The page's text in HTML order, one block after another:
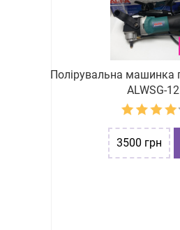
Полірувальна машинка
ALWSG-
3500 грн